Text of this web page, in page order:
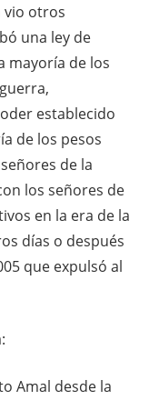
vio otros
una ley de
mayoría de los
establecido
de los pesos
de la
los señores de
en la era de la
días o después
que expulsó al
Amal desde la